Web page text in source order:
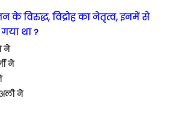
के विरुद्ध, विद्रोह का नेतृत्व, इनमें से
था ?
ने
ने
ने